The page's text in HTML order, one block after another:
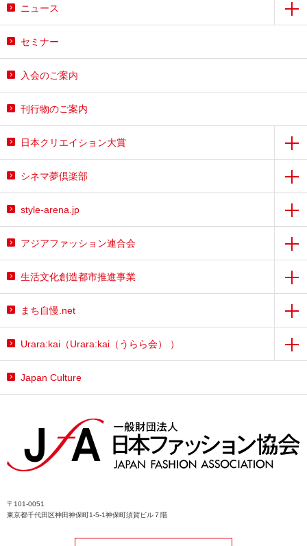
ニュース
セミナー
入会のご案内
刊行物のご案内
日本クリエイション大賞
シネマ夢倶楽部
style-arena.jp
アジアファッション連合会
生活文化創造都市推進事業
まち自慢.net
Urara:kai（Urara:kai（うらら会） ）
Japan Culture
〒101-0051
東京都千代田区神田神保町1-5-1神保町須賀ビル７階